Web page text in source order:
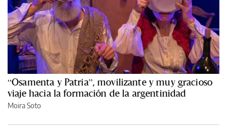
“Osamenta y Patria”, movilizante y muy gracioso
viaje hacia la formación de la argentinidad
Moira Soto